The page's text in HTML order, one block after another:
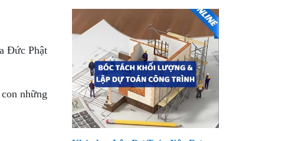
Ðức Phật
những